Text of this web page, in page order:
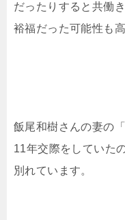
だったりすると共働
裕福だった可能性も
飯尾和樹さんの妻の「
11年交際をしていた
別れています。